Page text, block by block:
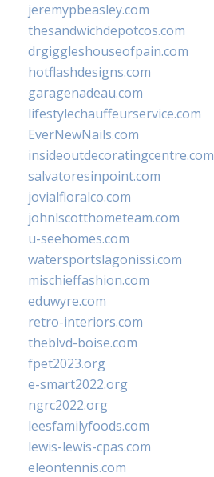
jeremypbeasley.com
thesandwichdepotcos.com
drgiggleshouseofpain.com
hotflashdesigns.com
garagenadeau.com
lifestylechauffeurservice.com
EverNewNails.com
insideoutdecoratingcentre.com
salvatoresinpoint.com
jovialfloralco.com
johnlscotthometeam.com
u-seehomes.com
watersportslagonissi.com
mischieffashion.com
eduwyre.com
retro-interiors.com
theblvd-boise.com
fpet2023.org
e-smart2022.org
ngrc2022.org
leesfamilyfoods.com
lewis-lewis-cpas.com
eleontennis.com